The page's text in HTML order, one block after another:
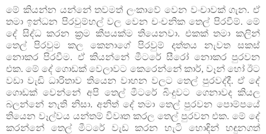
මේ කියන්න යන්නේ තවමත් ලංකාවේ වෙන වංචාවක් ගැන. ඒ
තමා ඉන්ධන පිරවුම්හල් වල වෙන චංචනික තෙල් පිරවීම්. මේ
දේ සිද්ධ කරන ක්‍රම කීපයක්ම තියෙනවා. එකක් තමා කලින්
තෙල් පිරවුම කල කෙනාගේ පිරවුම් දත්තය නැවත සකස්
නොකර පිරවීම. ඒ කියන්නේ මීටරේ සීරෝ නොකර පුරවන
එක. මේ දේ ගොඩක් වෙලාවට කෙරෙන්නේ කාර්, වෑන් හෝ ඊට
වඩා වැඩි ධාරිතාව තියෙන වාහන වලට තෙල් පුරවද්දී. ඒ දේ
ගොඩක් වෙන්නේ අපි තෙල් මීටරේ බිංදුවට ගෙනාවද කියල
බලන්නේ නැති නිසා. අනිත් දේ තමා තෙල් පුරවන පොම්පයේ
තියෙන වෑල්වය යන්තම් විවෘත කරල තෙල් පුරවන එක. මේ දේ
කරන්නේ තෙල් මීටරේ වැඩ කරන හැටි හොඳින් හඳුනගත්